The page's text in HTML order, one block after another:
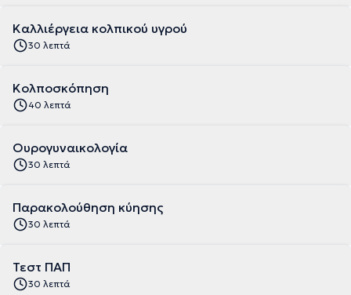
Καλλιέργεια κολπικού υγρού
30 λεπτά
Κολποσκόπηση
40 λεπτά
Ουρογυναικολογία
30 λεπτά
Παρακολούθηση κύησης
30 λεπτά
Τεστ ΠΑΠ
30 λεπτά